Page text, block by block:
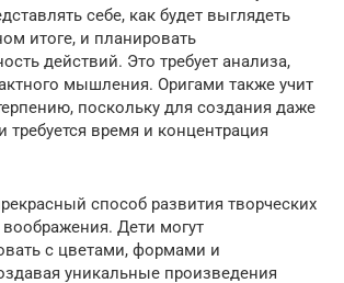
себе, как будет выглядеть
итоге, и планировать
действий. Это требует анализа,
мышления. Оригами также учит
поскольку для создания даже
требуется время и концентрация
способ развития творческих
Дети могут
с цветами, формами и
уникальные произведения